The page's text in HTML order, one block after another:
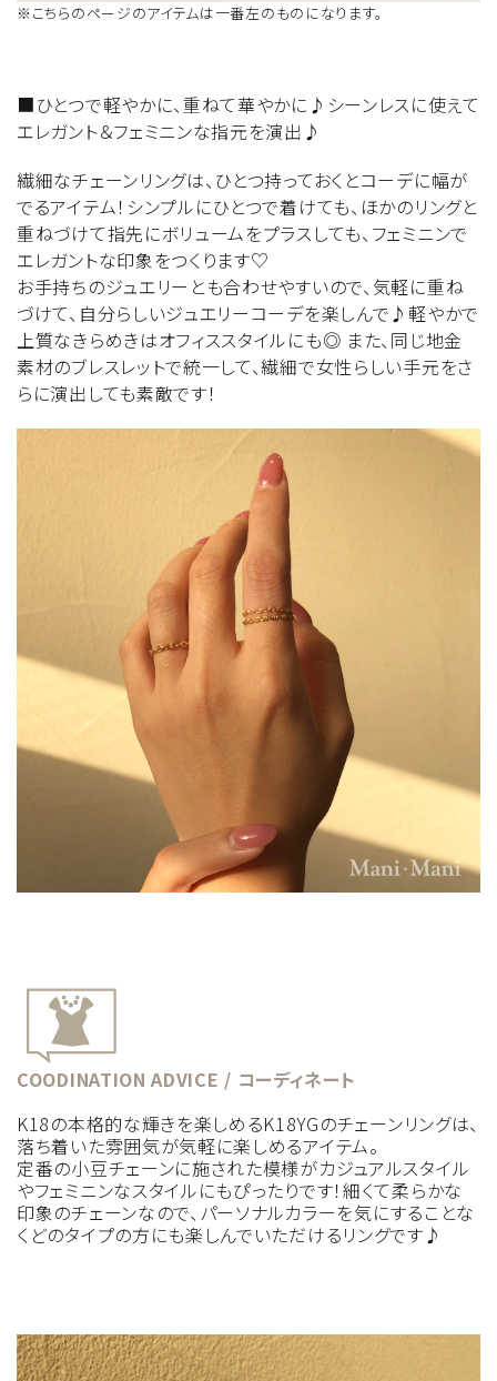
※こちらのページのアイテムは一番左のものになります。
■ひとつで軽やかに、重ねて華やかに♪シーンレスに使えて
エレガント＆フェミニンな指元を演出♪
繊細なチェーンリングは、ひとつ持っておくとコーデに幅が
でるアイテム！シンプルにひとつで着けても、ほかのリングと
重ねづけて指先にボリュームをプラスしても、フェミニンで
エレガントな印象をつくります♡
お手持ちのジュエリーとも合わせやすいので、気軽に重ね
づけて、自分らしいジュエリーコーデを楽しんで♪軽やかで
上質なきらめきはオフィススタイルにも◎ また、同じ地金
素材のブレスレットで統一して、繊細で女性らしい手元をさ
らに演出しても素敵です！
COODINATION ADVICE / コーディネート
K18の本格的な輝きを楽しめるK18YGのチェーンリングは、
落ち着いた雰囲気が気軽に楽しめるアイテム。
定番の小豆チェーンに施された模様がカジュアルスタイル
やフェミニンなスタイルにもぴったりです！細くて柔らかな
印象のチェーンなので、パーソナルカラーを気にすることな
くどのタイプの方にも楽しんでいただけるリングです♪